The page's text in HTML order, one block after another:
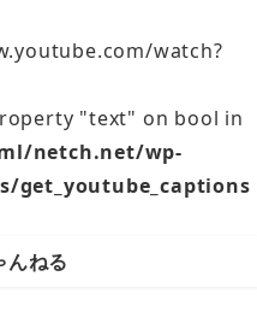
watch?
"text" on bool in
netch.net/wp-
んねる